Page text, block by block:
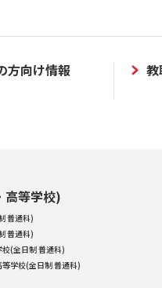
方向け情報
高等学校)
普通科)
普通科)
(全日制 普通科)
学校(全日制 普通科)